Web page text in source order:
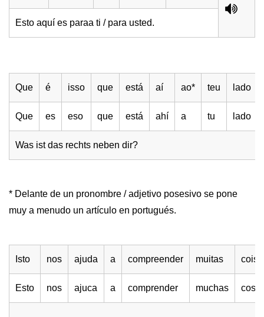
Esto aquí es paraa ti / para usted.
Que é isso que está aí ao* teu lado
Que es eso que está ahí a tu lado
Was ist das rechts neben dir?
* Delante de un pronombre / adjetivo posesivo se pone
muy a menudo un artículo en portugués.
Isto nos ajuda a compreender muitas
Esto nos ajuca a comprender muchas